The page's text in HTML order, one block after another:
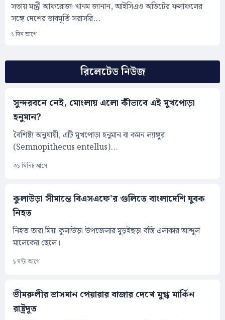
রিলেটেড নিউজ
সুন্দরবনে নেই, মোংলায় এলো কীভাবে এই মুখপোড়া
হনুমান?
বৈশিষ্ট্য অনুযায়ী, এটি মুখপোড়া হনুমান বা কমন ল্যাঙ্গুর
(Semnopithecus entellus)...
৩১ মিনিট আগে
কুলাউড়া সীমান্তে বিএসএফে'র গুলিতে বাংলাদেশি যুবক
নিহত
নিহত তারা মিয়া কুলাউড়া উপজেলার মুড়ইছড়া বস্তি এলাকার আব্দুল
মালেকের ছেলে।
১ ঘন্টা আগে
ভীমরুলীর ভাসমান পেয়ারার বাজার দেখে মুগ্ধ মার্কিন
রাষ্ট্রদূত
সভায় মন্ত্রী আফরোজা খানম জানান, আইসিএও অডিটের ফলাফলের
সঙ্গে দেশের ভাবমূর্তি সরাসরি...
২ দিন আগে